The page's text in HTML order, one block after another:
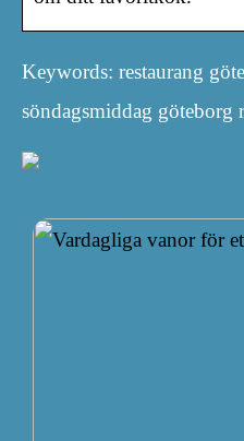
Keywords: restaurang
söndagsmiddag göteborg